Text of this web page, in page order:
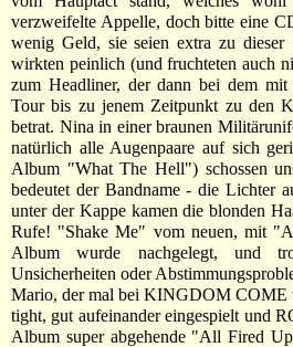
verzweifelte Appelle, doch bitte eine
wenig Geld, sie seien extra zu dieser
wirkten peinlich (und fruchteten auch
zum Headliner, der dann bei dem mit
Tour bis zu jenem Zeitpunkt zu den
betrat. Nina in einer braunen
natürlich alle Augenpaare auf sich
Album "What The Hell") schossen
bedeutet der Bandname - die Lichter
unter der Kappe kamen die blonden
Rufe! "Shake Me" vom neuen, mit
Album wurde nachgelegt, und
Unsicherheiten oder
Mario, der mal bei KINGDOM COME
tight, gut aufeinander eingespielt und
Album super abgehende "All Fired